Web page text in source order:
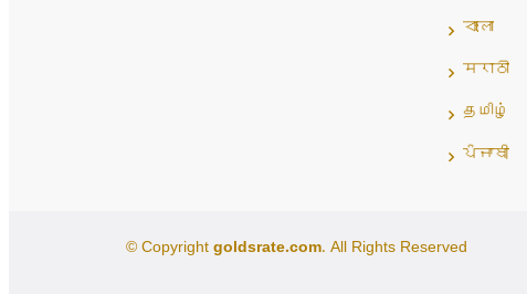
বাংলা
मराठी
தமிழ்
ਪੰਜਾਬੀ
© Copyright goldsrate.com. All Rights Reserved